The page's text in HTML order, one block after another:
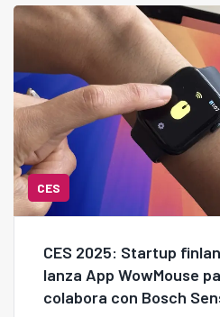
CES
CES 2025: Startup
lanza App WowMouse
colabora con Bosch